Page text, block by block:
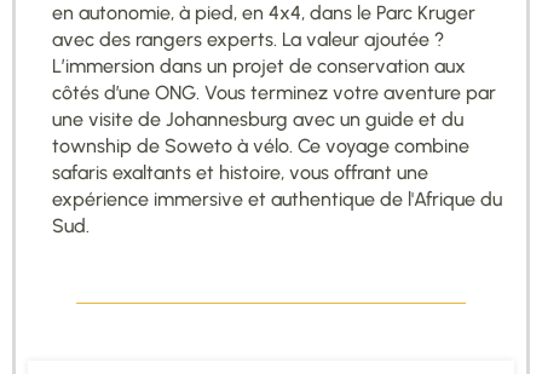
en autonomie, à pied, en 4x4, dans le Parc Kruger
avec des rangers experts. La valeur ajoutée ?
L’immersion dans un projet de conservation aux
côtés d’une ONG. Vous terminez votre aventure par
une visite de Johannesburg avec un guide et du
township de Soweto à vélo. Ce voyage combine
safaris exaltants et histoire, vous offrant une
expérience immersive et authentique de l'Afrique du
Sud.